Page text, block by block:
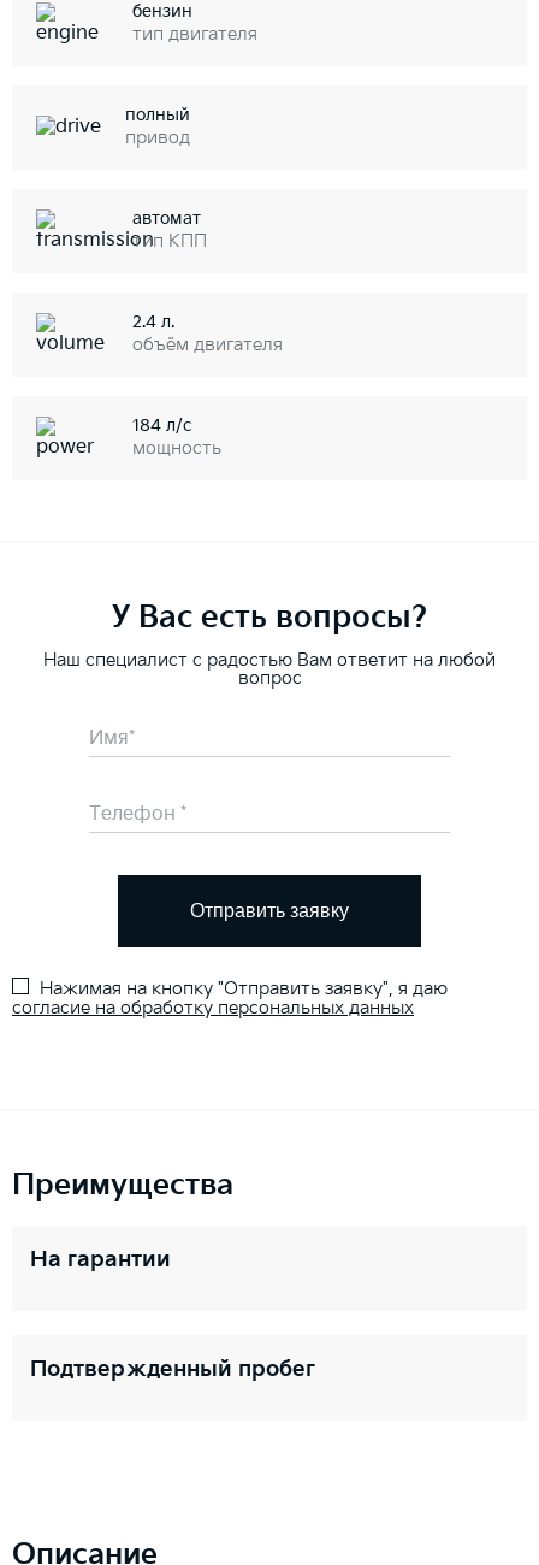
бензин
тип двигателя
полный
привод
автомат
тип КПП
2.4 л.
объём двигателя
184 л/с
мощность
У Вас есть вопросы?
Наш специалист с радостью Вам ответит на любой
вопрос
Отправить заявку
Нажимая на кнопку "Отправить заявку", я даю
согласие на обработку персональных данных
Преимущества
На гарантии
Подтвержденный пробег
Описание